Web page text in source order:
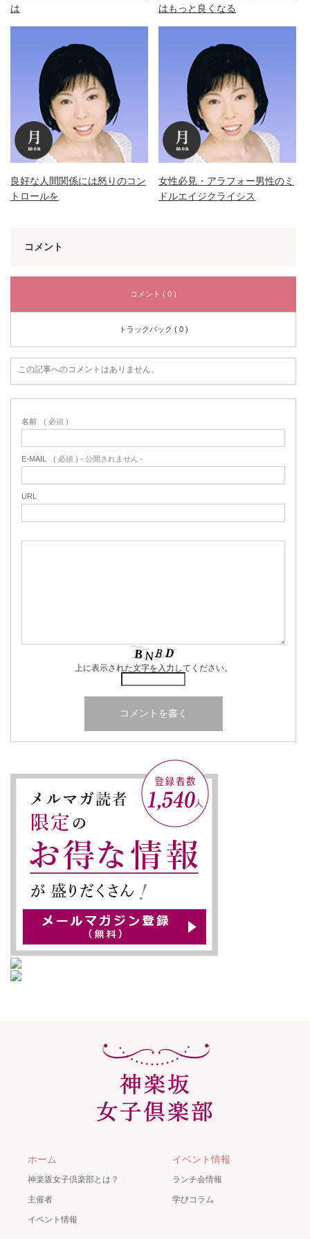
は
はもっと良くなる
良好な人間関係には怒りのコン
トロールを
女性必見・アラフォー男性のミ
ドルエイジクライシス
コメント
コメント ( 0 )
トラックバック ( 0 )
この記事へのコメントはありません。
名前 ( 必須 )
E-MAIL ( 必須 ) - 公開されません -
URL
上に表示された文字を入力してください。
ホーム
神楽坂女子倶楽部とは？
主催者
イベント情報
イベント情報
ランチ会情報
学びコラム